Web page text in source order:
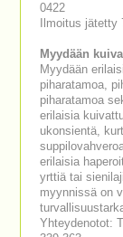
0422
Ilmoitus jätetty
Myydään
Myydään
piharatamoa,
piharatamoa
erilaisia
ukonsientä,
erilaisia
yrttiä tai
myynnissä on
Yhteydenotot: